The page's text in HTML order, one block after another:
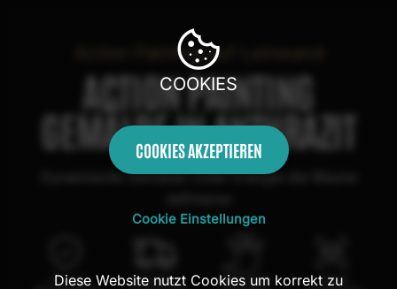
Action Painting auf Leinwand
ACTION PAINTING
GEMÄLDE IN ANTHRAZIT
Dynamische Gemälde voller Energie die Räume
100 Tage
Kostenloser
100% echte
Mit AR
COOKIES
COOKIES AKZEPTIEREN
Cookie Einstellungen
Diese Website nutzt Cookies um korrekt zu